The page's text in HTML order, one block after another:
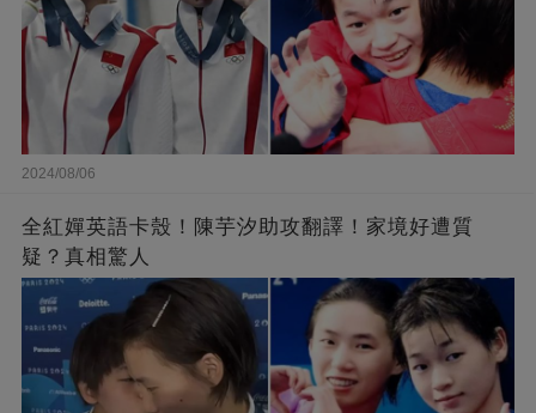
2024/08/06
全紅嬋英語卡殼！陳芋汐助攻翻譯！家境好遭質
疑？真相驚人